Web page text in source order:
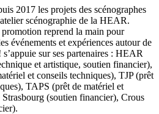
2017 les projets des scénographes
scénographie de la HEAR.
reprend la main pour
événements et expériences autour de
sur ses partenaires : HEAR
et artistique, soutien financier),
et conseils techniques), TJP (prêt
TAPS (prêt de matériel et
(soutien financier), Crous